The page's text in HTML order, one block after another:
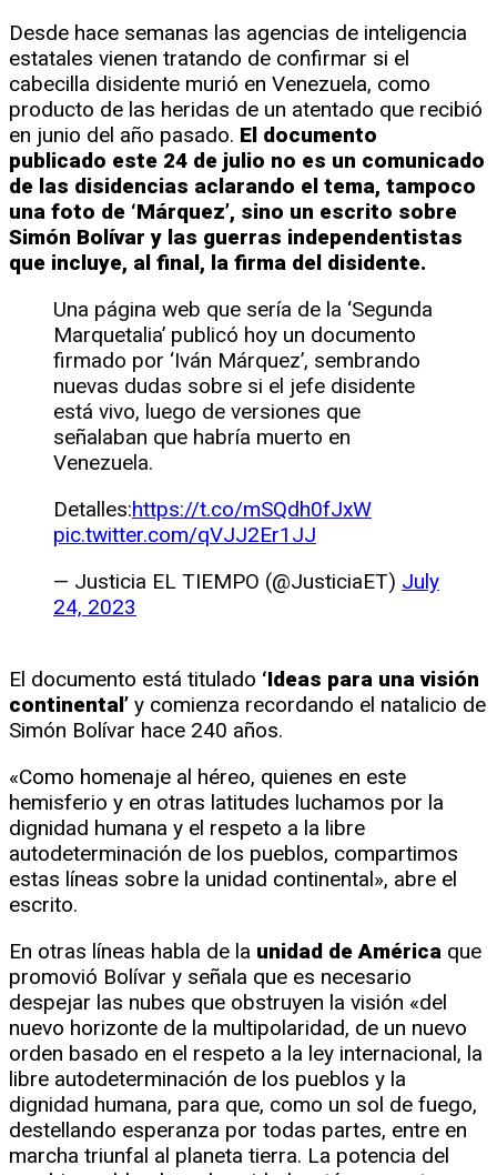
Desde hace semanas las agencias de inteligencia
estatales vienen tratando de confirmar si el
cabecilla disidente murió en Venezuela, como
producto de las heridas de un atentado que recibió
en junio del año pasado. El documento
publicado este 24 de julio no es un comunicado
de las disidencias aclarando el tema, tampoco
una foto de ‘Márquez’, sino un escrito sobre
Simón Bolívar y las guerras independentistas
que incluye, al final, la firma del disidente.
Una página web que sería de la ‘Segunda
Marquetalia’ publicó hoy un documento
firmado por ‘Iván Márquez’, sembrando
nuevas dudas sobre si el jefe disidente
está vivo, luego de versiones que
señalaban que habría muerto en
Venezuela.
Detalles:https://t.co/mSQdh0fJxW
pic.twitter.com/qVJJ2Er1JJ
— Justicia EL TIEMPO (@JusticiaET) July
24, 2023
El documento está titulado ‘Ideas para una visión
continental’ y comienza recordando el natalicio de
Simón Bolívar hace 240 años.
«Como homenaje al héreo, quienes en este
hemisferio y en otras latitudes luchamos por la
dignidad humana y el respeto a la libre
autodeterminación de los pueblos, compartimos
estas líneas sobre la unidad continental», abre el
escrito.
En otras líneas habla de la unidad de América que
promovió Bolívar y señala que es necesario
despejar las nubes que obstruyen la visión «del
nuevo horizonte de la multipolaridad, de un nuevo
orden basado en el respeto a la ley internacional, la
libre autodeterminación de los pueblos y la
dignidad humana, para que, como un sol de fuego,
destellando esperanza por todas partes, entre en
marcha triunfal al planeta tierra. La potencia del